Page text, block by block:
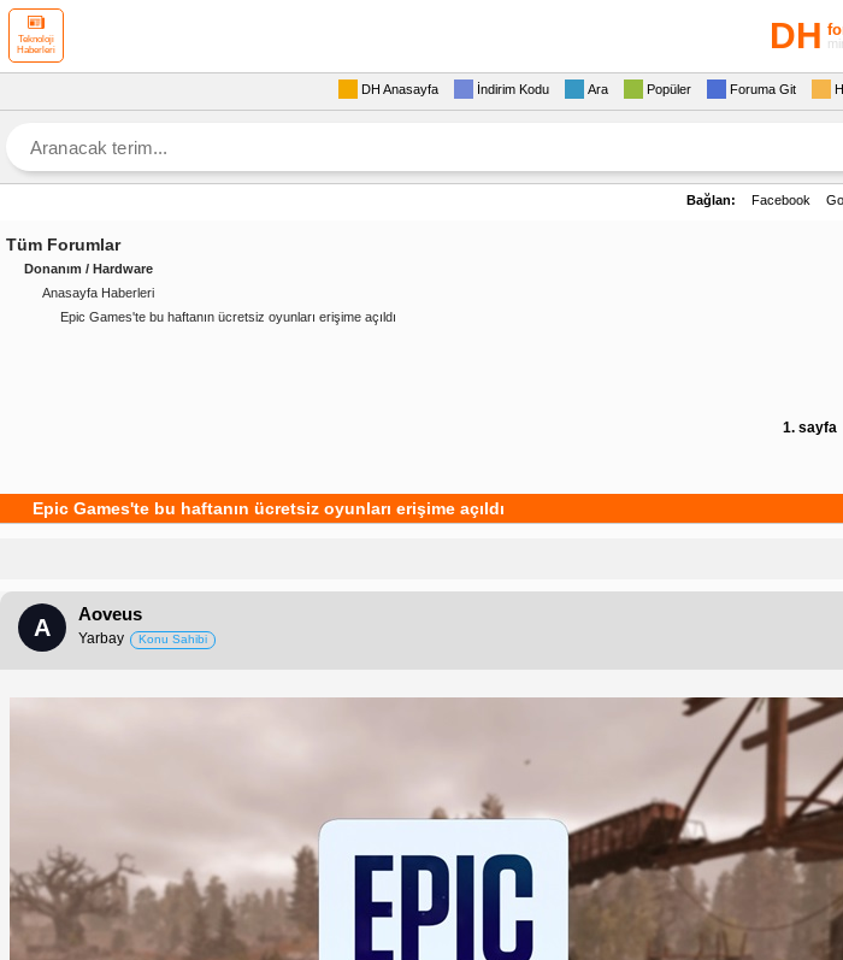
Teknoloji
Haberleri
DH
DH Anasayfa İndirim Kodu Ara Popüler Foruma Git
Bağlan: Facebook
Tüm Forumlar
Donanım / Hardware
Anasayfa Haberleri
Epic Games'te bu haftanın ücretsiz oyunları erişime açıldı
1. sayfa
Epic Games'te bu haftanın ücretsiz oyunları erişime açıldı
A
Aoveus
Yarbay Konu Sahibi